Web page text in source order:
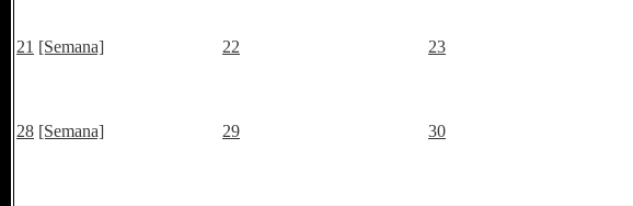
21 [Semana] 22 23
28 [Semana] 29 30